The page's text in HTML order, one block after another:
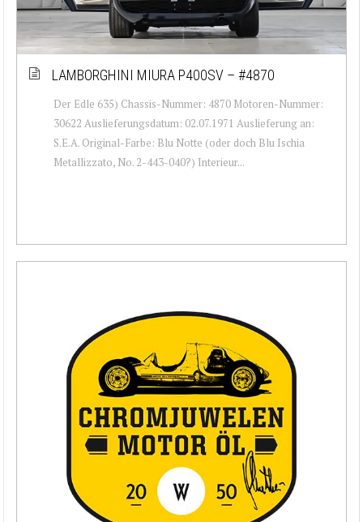
LAMBORGHINI MIURA P400SV – #4870
Der Edle 635) Chassis-Nummer: 4870 Motoren-Nummer:
30622 Auslieferungsdatum: 02.07.1971 Auslieferung an:
S.E.A. Original-Farbe: Blu Notte (oder doch Blu Ischia
Metallizzato, No. 2-443-040?) Interieur...